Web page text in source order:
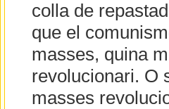
colla de
que el
masses, quina
revolucionari. O
masses